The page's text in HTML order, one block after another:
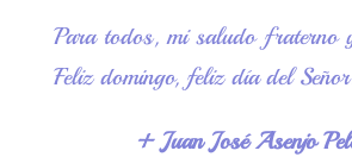
Para todos, mi saludo fraterno
Feliz domingo, feliz día del
+ Juan José Asenjo